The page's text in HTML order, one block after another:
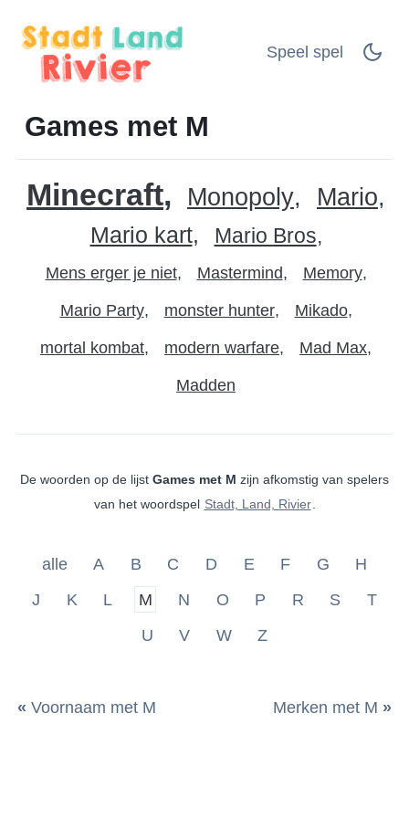
Speel spel
Games met M
Minecraft Monopoly Mario
Mario kart Mario Bros
Mens erger je niet Mastermind Memory
Mario Party monster hunter Mikado
mortal kombat modern warfare Mad Max
Madden
De woorden op de lijst Games met M zijn afkomstig van spelers
van het woordspel Stadt, Land, Rivier
alle A B C D E F G
H
J
K L M N O P R S
T
U
V W Z
« Voornaam met M Merken met M »